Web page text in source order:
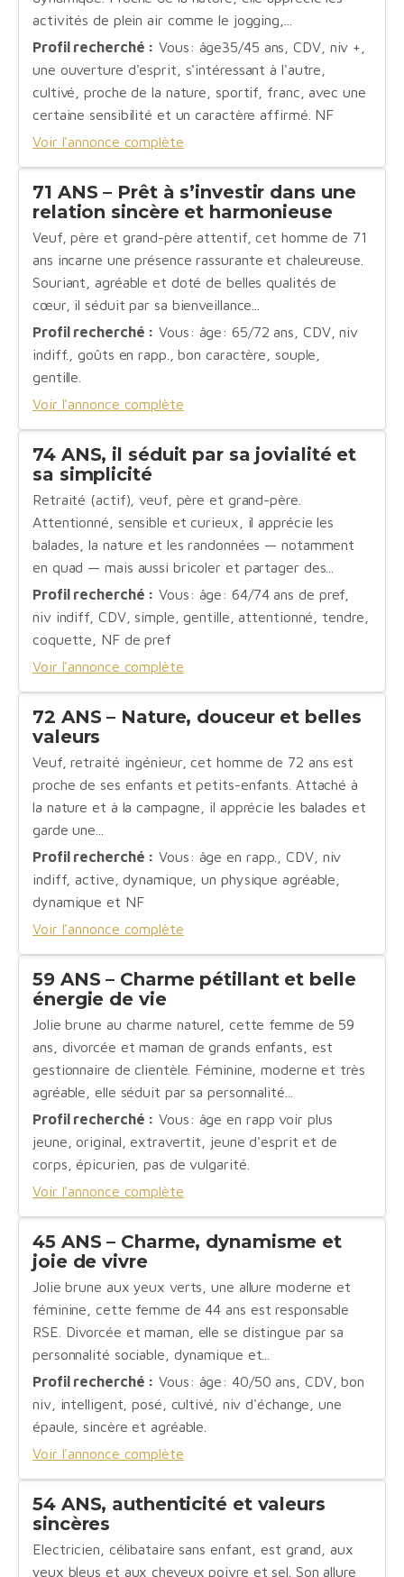
activités de plein air comme le jogging,...
Profil recherché : Vous: âge35/45 ans, CDV, niv +,
une ouverture d'esprit, s'intéressant à l'autre,
cultivé, proche de la nature, sportif, franc, avec une
certaine sensibilité et un caractère affirmé. NF
Voir l'annonce complète
71 ANS – Prêt à s’investir dans une
relation sincère et harmonieuse
Veuf, père et grand-père attentif, cet homme de 71
ans incarne une présence rassurante et chaleureuse.
Souriant, agréable et doté de belles qualités de
cœur, il séduit par sa bienveillance...
Profil recherché : Vous: âge: 65/72 ans, CDV, niv
indiff., goûts en rapp., bon caractère, souple,
gentille.
Voir l'annonce complète
74 ANS, il séduit par sa jovialité et
sa simplicité
Retraité (actif), veuf, père et grand-père.
Attentionné, sensible et curieux, il apprécie les
balades, la nature et les randonnées — notamment
en quad — mais aussi bricoler et partager des...
Profil recherché : Vous: âge: 64/74 ans de pref,
niv indiff, CDV, simple, gentille, attentionné, tendre,
coquette, NF de pref
Voir l'annonce complète
72 ANS – Nature, douceur et belles
valeurs
Veuf, retraité ingénieur, cet homme de 72 ans est
proche de ses enfants et petits-enfants. Attaché à
la nature et à la campagne, il apprécie les balades et
garde une...
Profil recherché : Vous: âge en rapp., CDV, niv
indiff, active, dynamique, un physique agréable,
dynamique et NF
Voir l'annonce complète
59 ANS – Charme pétillant et belle
énergie de vie
Jolie brune au charme naturel, cette femme de 59
ans, divorcée et maman de grands enfants, est
gestionnaire de clientèle. Féminine, moderne et très
agréable, elle séduit par sa personnalité...
Profil recherché : Vous: âge en rapp voir plus
jeune, original, extravertit, jeune d'esprit et de
corps, épicurien, pas de vulgarité.
Voir l'annonce complète
45 ANS – Charme, dynamisme et
joie de vivre
Jolie brune aux yeux verts, une allure moderne et
féminine, cette femme de 44 ans est responsable
RSE. Divorcée et maman, elle se distingue par sa
personnalité sociable, dynamique et...
Profil recherché : Vous: âge: 40/50 ans, CDV, bon
niv, intelligent, posé, cultivé, niv d'échange, une
épaule, sincère et agréable.
Voir l'annonce complète
54 ANS, authenticité et valeurs
sincères
Electricien, célibataire sans enfant, est grand, aux
yeux bleus et aux cheveux poivre et sel. Son allure